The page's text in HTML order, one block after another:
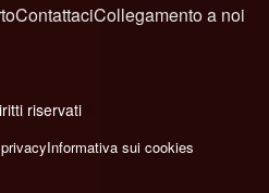
ContattaciCollegamento a noi
riservati
Informativa sui cookies